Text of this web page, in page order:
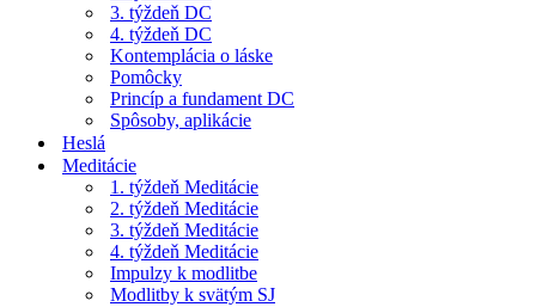
3. týždeň DC
4. týždeň DC
Kontemplácia o láske
Pomôcky
Princíp a fundament DC
Spôsoby, aplikácie
Heslá
Meditácie
1. týždeň Meditácie
2. týždeň Meditácie
3. týždeň Meditácie
4. týždeň Meditácie
Impulzy k modlitbe
Modlitby k svätým SJ